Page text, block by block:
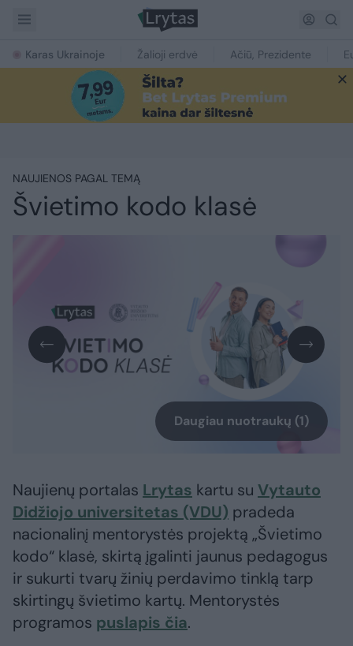
Karas Ukrainoje Žalioji erdvė Ačiū, Prezidente
NAUJIENOS PAGAL TEMĄ
Švietimo kodo klasė
Daugiau nuotraukų (1)
Naujienų portalas Lrytas kartu su Vytauto
Didžiojo universitetas (VDU) pradeda
nacionalinį mentorystės projektą „Švietimo
kodo“ klasė, skirtą įgalinti jaunus pedagogus
ir sukurti tvarų žinių perdavimo tinklą tarp
skirtingų švietimo kartų. Mentorystės
programos puslapis čia.